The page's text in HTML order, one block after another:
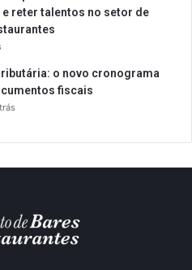
reter talentos no setor de
o novo cronograma
fiscais